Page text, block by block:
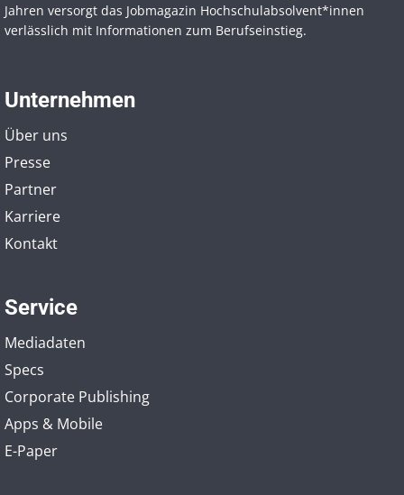
Jahren versorgt das Jobmagazin Hochschul­absolvent*innen
verlässlich mit Informationen zum Berufseinstieg.
Unternehmen
Über uns
Presse
Partner
Karriere
Kontakt
Service
Mediadaten
Specs
Corporate Publishing
Apps & Mobile
E-Paper